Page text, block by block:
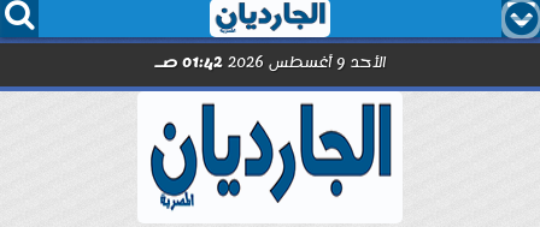
  
الأحد 9 أغسطس 2026 01:42 صـ